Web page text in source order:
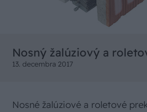
Nosný žalúziový a
13. decembra 2017
Nosné žalúziové a roletové